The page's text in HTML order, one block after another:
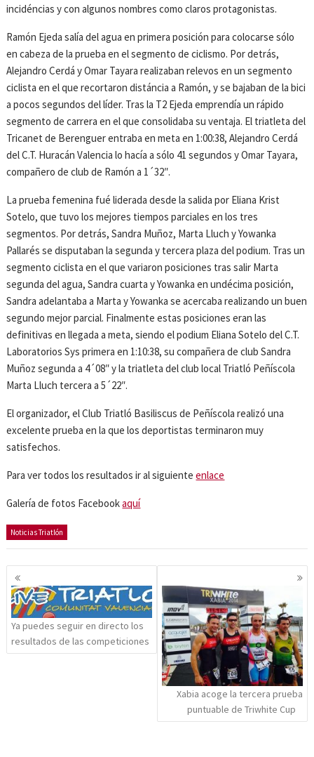
incidéncias y con algunos nombres como claros protagonistas.
Ramón Ejeda salía del agua en primera posición para colocarse sólo
en cabeza de la prueba en el segmento de ciclismo. Por detrás,
Alejandro Cerdá y Omar Tayara realizaban relevos en un segmento
ciclista en el que recortaron distáncia a Ramón, y se bajaban de la bici
a pocos segundos del líder. Tras la T2 Ejeda emprendía un rápido
segmento de carrera en el que consolidaba su ventaja. El triatleta del
Tricanet de Berenguer entraba en meta en 1:00:38, Alejandro Cerdá
del C.T. Huracán Valencia lo hacía a sólo 41 segundos y Omar Tayara,
compañero de club de Ramón a 1´32″.
La prueba femenina fué liderada desde la salida por Eliana Krist
Sotelo, que tuvo los mejores tiempos parciales en los tres
segmentos. Por detrás, Sandra Muñoz, Marta Lluch y Yowanka
Pallarés se disputaban la segunda y tercera plaza del podium. Tras un
segmento ciclista en el que variaron posiciones tras salir Marta
segunda del agua, Sandra cuarta y Yowanka en undécima posición,
Sandra adelantaba a Marta y Yowanka se acercaba realizando un buen
segundo mejor parcial. Finalmente estas posiciones eran las
definitivas en llegada a meta, siendo el podium Eliana Sotelo del C.T.
Laboratorios Sys primera en 1:10:38, su compañera de club Sandra
Muñoz segunda a 4´08″ y la triatleta del club local Triatló Peñíscola
Marta Lluch tercera a 5´22″.
El organizador, el Club Triatló Basiliscus de Peñíscola realizó una
excelente prueba en la que los deportistas terminaron muy
satisfechos.
Para ver todos los resultados ir al siguienteenlace
Galería de fotos Facebookaquí
Noticias Triatlón
Navegación
de
entradas
Ya puedes seguir en directo los
resultados de las competiciones
Xabia acoge la tercera prueba
puntuable de Triwhite Cup